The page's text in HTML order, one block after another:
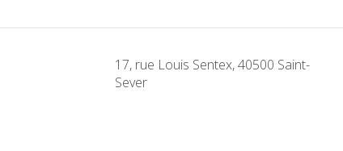
17, rue Louis Sentex, 40500 Saint-
Sever